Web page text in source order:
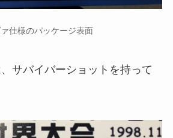
仕様のパッケージ表面
サバイバーショットを持って